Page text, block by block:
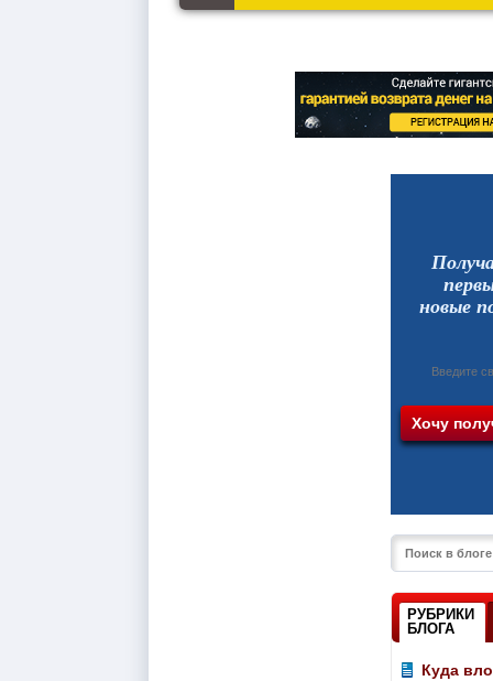
новые
РУБРИКИ
БЛОГА
Куда